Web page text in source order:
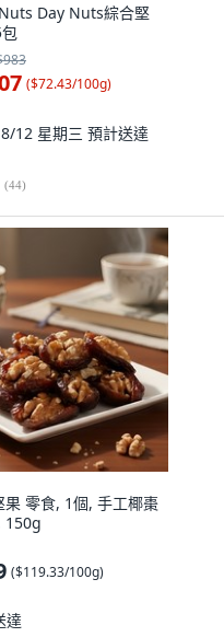
Day Nuts綜合堅
($72.43/100g)
8/12 星期三 預計送達
(44)
果 零食, 1個, 手工椰棗
150g
($119.33/100g)
達